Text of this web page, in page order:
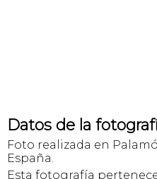
Datos de la
Foto realizada en
España.
Esta fotografía